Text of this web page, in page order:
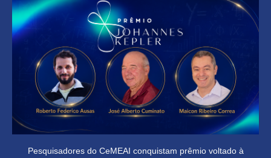
Pesquisadores do CeMEAI conquistam prêmio voltado à